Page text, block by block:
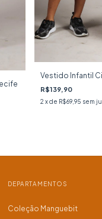
Vestido Infantil
R$139,90
2 x de R$69,95 sem
DEPARTAMENTOS
Coleção Manguebit